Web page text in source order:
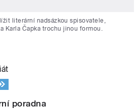
literární nadsázkou spisovatele,
Karla Čapka trochu jinou formou.
poradna